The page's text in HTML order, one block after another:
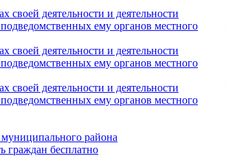
своей деятельности и деятельности
ему органов местного
своей деятельности и деятельности
ему органов местного
своей деятельности и деятельности
ему органов местного
района
граждан бесплатно